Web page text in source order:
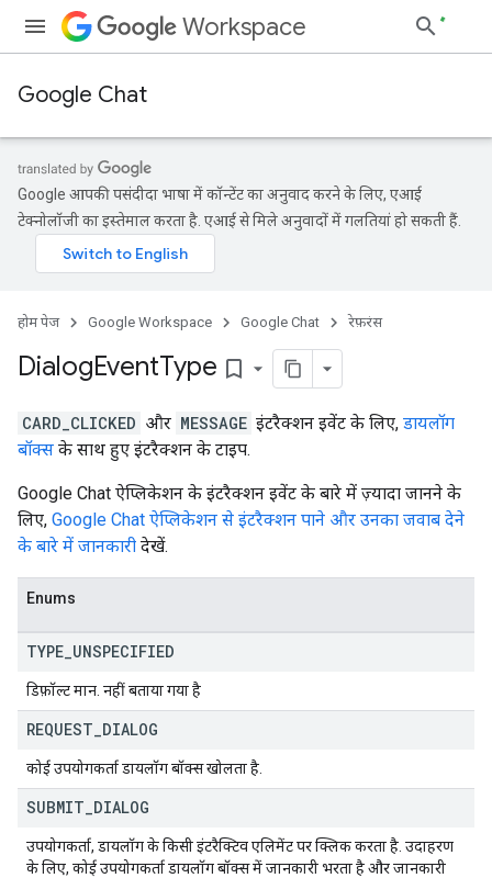
Workspace
Google Chat
Google आपकी पसंदीदा भाषा में कॉन्टेंट का अनुवाद करने के लिए, एआई
टेक्नोलॉजी का इस्तेमाल करता है. एआई से मिले अनुवादों में गलतियां हो सकती हैं.
होम पेज Google Workspace Google Chat रेफ़रंस
DialogEventType bookmark_border
CARD_CLICKED और MESSAGE इंटरैक्शन इवेंट के लिए, डायलॉग
बॉक्स के साथ हुए इंटरैक्शन के टाइप.
Google Chat ऐप्लिकेशन के इंटरैक्शन इवेंट के बारे में ज़्यादा जानने के
लिए, Google Chat ऐप्लिकेशन से इंटरैक्शन पाने और उनका जवाब देने
के बारे में जानकारी देखें.
Enums
TYPE UNSPECIFIED
डिफ़ॉल्ट मान. नहीं बताया गया है
REQUEST DIALOG
कोई उपयोगकर्ता डायलॉग बॉक्स खोलता है.
SUBMIT DIALOG
उपयोगकर्ता, डायलॉग के किसी इंटरैक्टिव एलिमेंट पर क्लिक करता है. उदाहरण
के लिए, कोई उपयोगकर्ता डायलॉग बॉक्स में जानकारी भरता है और जानकारी